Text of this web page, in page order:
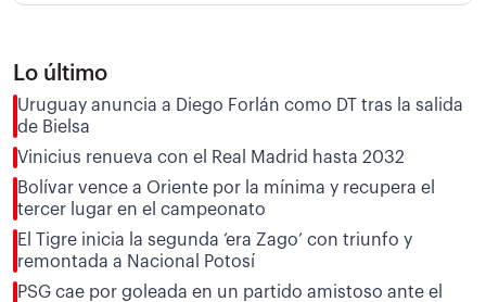
Lo último
Uruguay anuncia a Diego Forlán como DT tras la salida
de Bielsa
Vinicius renueva con el Real Madrid hasta 2032
Bolívar vence a Oriente por la mínima y recupera el
tercer lugar en el campeonato
El Tigre inicia la segunda ‘era Zago’ con triunfo y
remontada a Nacional Potosí
PSG cae por goleada en un partido amistoso ante el